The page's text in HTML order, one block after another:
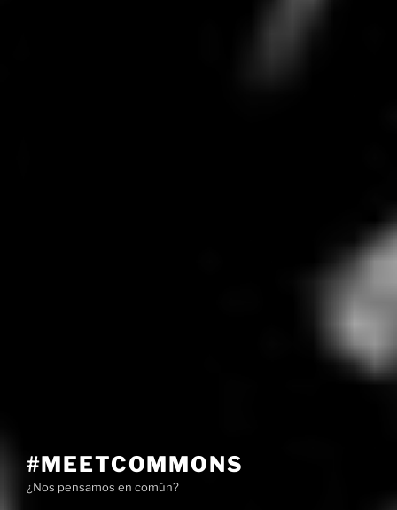
#MEETCOMMONS
¿Nos pensamos en común?